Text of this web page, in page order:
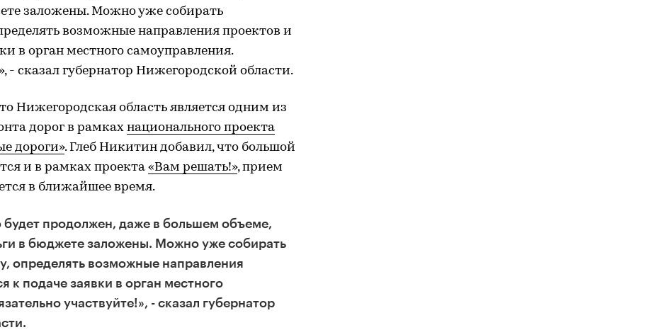
заложены. Можно уже собирать
возможные направления проектов и
в орган местного самоуправления.
- сказал губернатор Нижегородской области.
Нижегородская область является одним из
дорог в рамках национального проекта
дороги». Глеб Никитин добавил, что большой
и в рамках проекта «Вам решать!», прием
в ближайшее время.
будет продолжен, даже в большем объеме,
в бюджете заложены. Можно уже собирать
определять возможные направления
к подаче заявки в орган местного
участвуйте!», - сказал губернатор